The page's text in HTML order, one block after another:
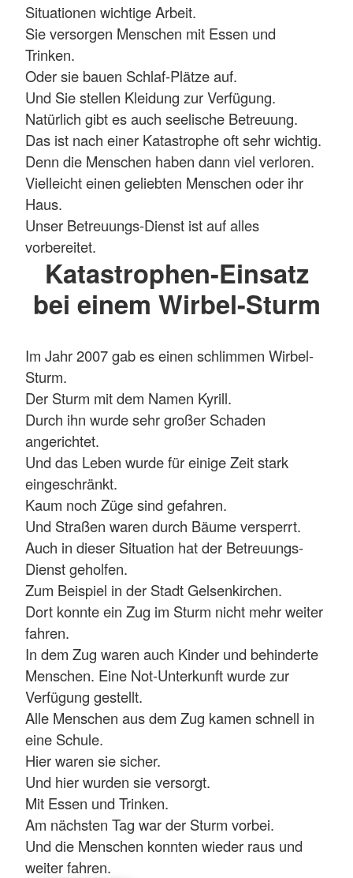
Situationen wichtige Arbeit.
Sie versorgen Menschen mit Essen und
Trinken.
Oder sie bauen Schlaf-Plätze auf.
Und Sie stellen Kleidung zur Verfügung.
Natürlich gibt es auch seelische Betreuung.
Das ist nach einer Katastrophe oft sehr wichtig.
Denn die Menschen haben dann viel verloren.
Vielleicht einen geliebten Menschen oder ihr
Haus.
Unser Betreuungs-Dienst ist auf alles
vorbereitet.
Katastrophen-Einsatz
bei einem Wirbel-Sturm
Im Jahr 2007 gab es einen schlimmen Wirbel-
Sturm.
Der Sturm mit dem Namen Kyrill.
Durch ihn wurde sehr großer Schaden
angerichtet.
Und das Leben wurde für einige Zeit stark
eingeschränkt.
Kaum noch Züge sind gefahren.
Und Straßen waren durch Bäume versperrt.
Auch in dieser Situation hat der Betreuungs-
Dienst geholfen.
Zum Beispiel in der Stadt Gelsenkirchen.
Dort konnte ein Zug im Sturm nicht mehr weiter
fahren.
In dem Zug waren auch Kinder und behinderte
Menschen. Eine Not-Unterkunft wurde zur
Verfügung gestellt.
Alle Menschen aus dem Zug kamen schnell in
eine Schule.
Hier waren sie sicher.
Und hier wurden sie versorgt.
Mit Essen und Trinken.
Am nächsten Tag war der Sturm vorbei.
Und die Menschen konnten wieder raus und
weiter fahren.